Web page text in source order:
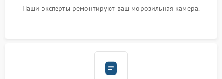
Наши эксперты ремонтируют ваш морозильная камера.